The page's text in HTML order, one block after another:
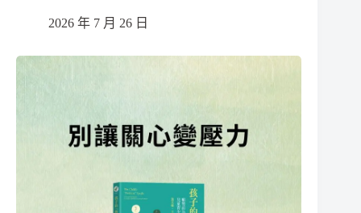
2026 年 7 月 26 日